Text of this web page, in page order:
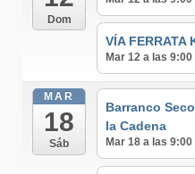
Dom
VÍA FERRATA
Mar 12 a las
MAR
18
Sáb
Barranco
la Cadena
Mar 18 a las